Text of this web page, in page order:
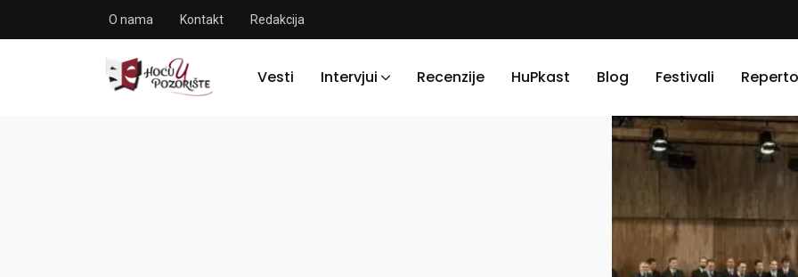
O nama Kontakt Redakcija
Vesti Intervjui Recenzije HuPkast Blog Festivali